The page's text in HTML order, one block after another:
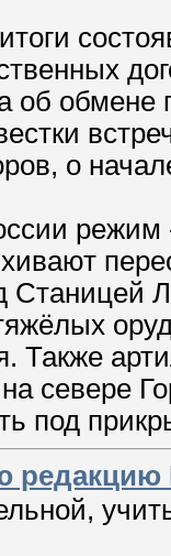
об
о
режим
Станицей
Также
севере
под